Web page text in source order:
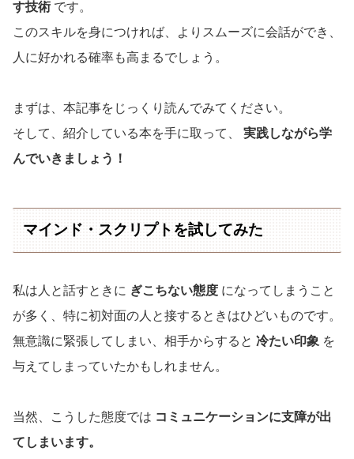
す技術 です。
このスキルを身につければ、よりスムーズに会話ができ、
人に好かれる確率も高まるでしょう。
まずは、本記事をじっくり読んでみてください。
そして、紹介している本を手に取って、 実践しながら学
んでいきましょう！
マインド・スクリプトを試してみた
私は人と話すときに ぎこちない態度 になってしまうこと
が多く、特に初対面の人と接するときはひどいものです。
無意識に緊張してしまい、相手からすると 冷たい印象 を
与えてしまっていたかもしれません。
当然、こうした態度では コミュニケーションに支障が出
てしまいます。